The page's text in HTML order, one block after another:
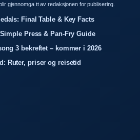
gjennomga tt av redaksjonen for publisering.
Final Table & Key Facts
Press & Pan-Fry Guide
3 bekreftet – kommer i 2026
Ruter, priser og reisetid